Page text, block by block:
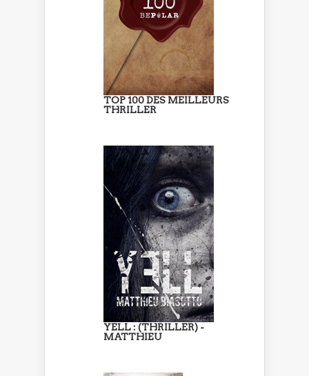
TOP 100 DES MEILLEURS
THRILLER
YELL : (THRILLER) -
MATTHIEU